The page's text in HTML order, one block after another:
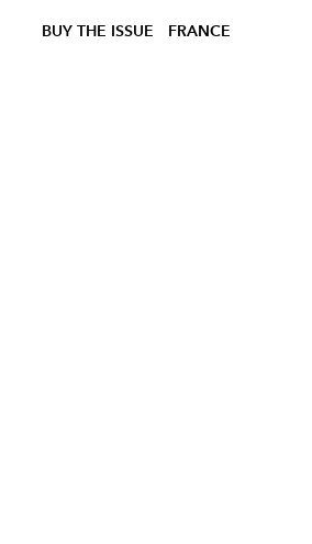
BUY THE ISSUE FRANCE